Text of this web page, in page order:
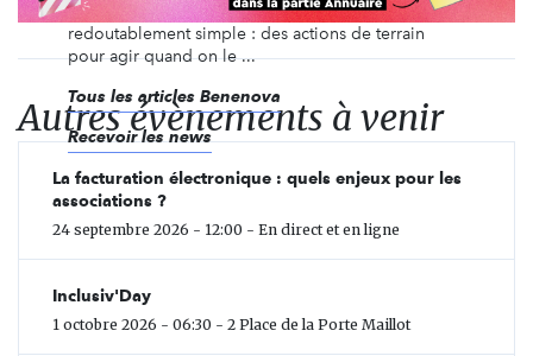
mis en place un concept de bénévolat
redoutablement simple : des actions de terrain
pour agir quand on le ...
Tous les articles Benenova
Recevoir les news
Autres évènements à venir
La facturation électronique : quels enjeux pour les
associations ?
24 septembre 2026 - 12:00 - En direct et en ligne
Inclusiv'Day
1 octobre 2026 - 06:30 - 2 Place de la Porte Maillot